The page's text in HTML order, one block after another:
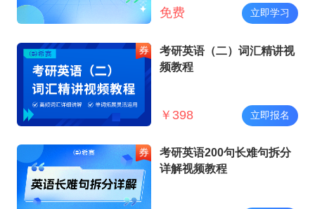
免费 立即学习
考研英语（二）词汇精讲视
频教程
￥ 398 立即报名
考研英语200句长难句拆分
详解视频教程